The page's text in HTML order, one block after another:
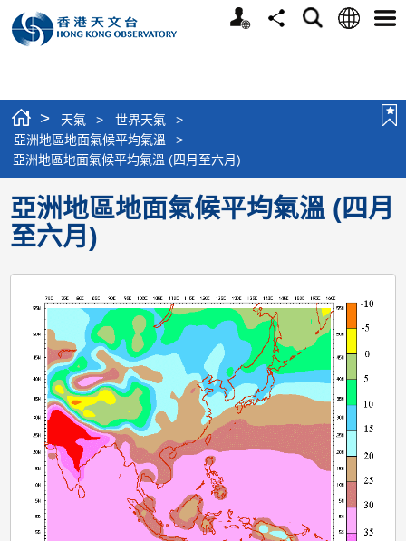
個
分
搜
語
選
> 天氣 > 世界天氣
>
亞洲地區地面氣候平均氣溫
>
亞洲地區地面氣候平均氣溫 (四月至六月)
亞洲地區地面氣候平均氣溫 (四月
至六月)